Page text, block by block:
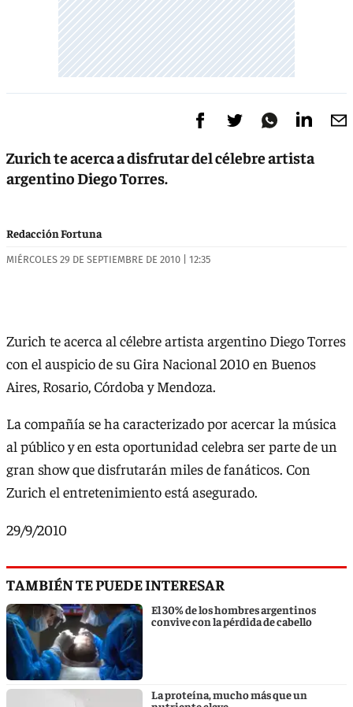
Zurich te acerca a disfrutar del célebre artista
argentino Diego Torres.
Redacción Fortuna
MIÉRCOLES 29 DE SEPTIEMBRE DE 2010 | 12:35
Zurich te acerca al célebre artista argentino Diego Torres
con el auspicio de su Gira Nacional 2010 en Buenos
Aires, Rosario, Córdoba y Mendoza.
La compañía se ha caracterizado por acercar la música
al público y en esta oportunidad celebra ser parte de un
gran show que disfrutarán miles de fanáticos. Con
Zurich el entretenimiento está asegurado.
29/9/2010
TAMBIÉN TE PUEDE INTERESAR
El 30% de los hombres argentinos
convive con la pérdida de cabello
La proteína, mucho más que un